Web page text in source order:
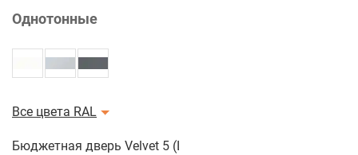
Однотонные
Все цвета RAL
Бюджетная дверь Velvet 5 (Цвет полотна: Мокко